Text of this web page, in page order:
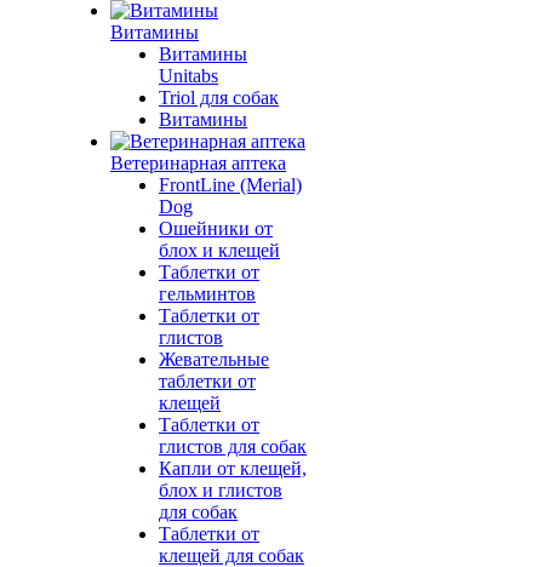
Витамины
Витамины
Unitabs
Triol для собак
Витамины
Ветеринарная аптека
FrontLine (Merial)
Dog
Ошейники от
блох и клещей
Таблетки от
гельминтов
Таблетки от
глистов
Жевательные
таблетки от
клещей
Таблетки от
глистов для собак
Капли от клещей,
блох и глистов
для собак
Таблетки от
клещей для собак